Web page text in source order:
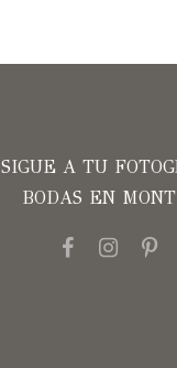
SIGUE A TU
BODAS EN